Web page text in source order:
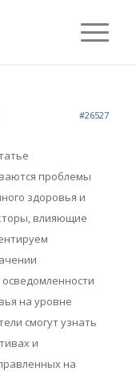
#26527
проблемы
здоровья и
влияющие
на уровне
смогут узнать
и
на